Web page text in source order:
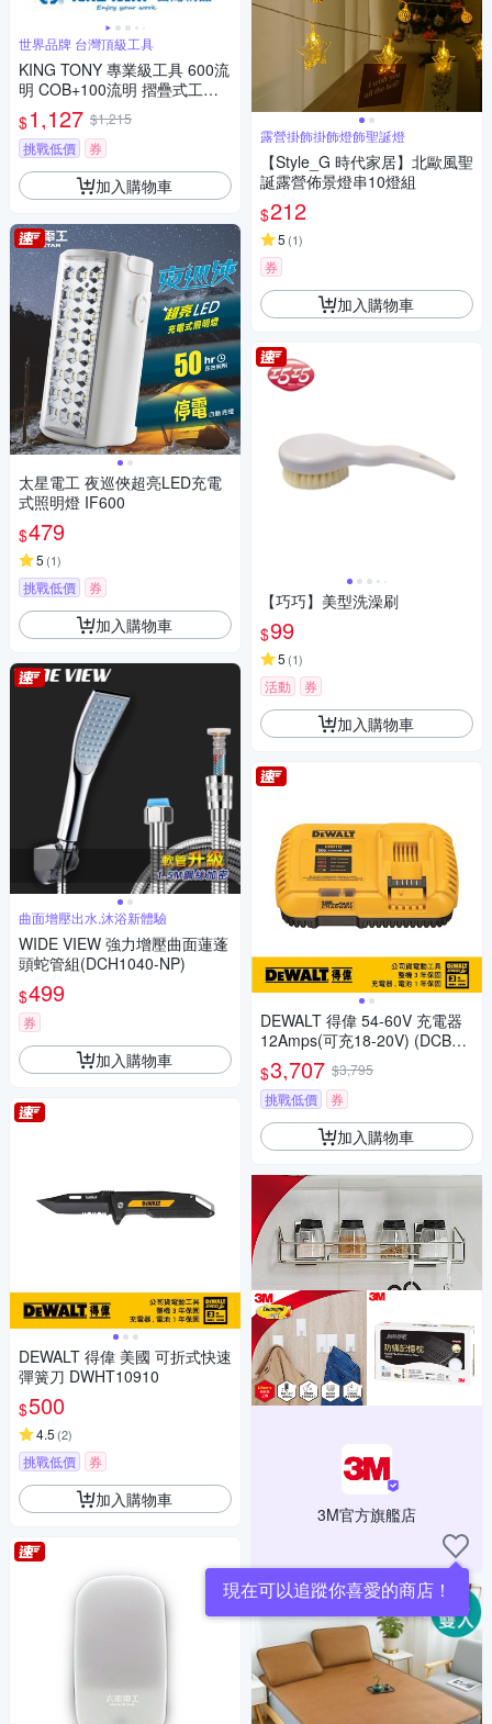
世界品牌 台灣頂級工具
KING TONY 專業級工具 600流
明 COB+100流明 摺疊式工作
燈 (KT9TA271)
$1,127 $1,215
挑戰低價
券
加入購物車
太星電工 夜巡俠超亮LED充電
式照明燈 IF600
$479
5 (1)
挑戰低價 券
加入購物車
曲面增壓出水,沐浴新體驗
WIDE VIEW 強力增壓曲面蓮蓬
頭蛇管組(DCH1040-NP)
$499
券
加入購物車
DEWALT 得偉 美國 可折式快速
彈簧刀 DWHT10910
$500
4.5 (2)
挑戰低價 券
加入購物車
露營掛飾掛飾燈飾聖誕燈
【Style_G 時代家居】北歐風聖
誕露營佈景燈串10燈組
$212
5 (1)
券
加入購物車
【巧巧】美型洗澡刷
$99
5 (1)
活動 券
加入購物車
DEWALT 得偉 54-60V 充電器
12Amps(可充18-20V) (DCB11
12)
$3,707 $3,795
挑戰低價
券
加入購物車
3M官方旗艦店
現在可以追蹤你喜愛的商店！